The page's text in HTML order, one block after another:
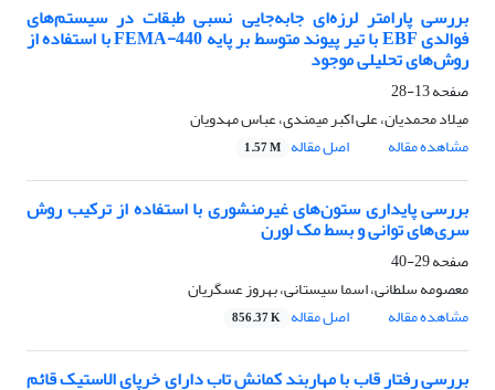
بررسی پارامتر لرزه‌ای جابه‌جایی نسبی طبقات در سیستم‌های
فوالدی EBF با تیر پیوند متوسط بر پایه 440-FEMA با استفاده از
روش‌های تحلیلی موجود
صفحه13-28
میلاد محمدیان، علی اکبر میمندی، عباس مهدویان
مشاهده مقاله
اصل مقاله 1.57 M
بررسی پایداری ستون‌های غیرمنشوری با استفاده از ترکیب روش
سری‌های توانی و بسط مک لورن
صفحه29-40
معصومه سلطانی، اسما سیستانی، بهروز عسگریان
مشاهده مقاله
اصل مقاله 856.37 K
بررسی رفتار قاب با مهاربند کمانش تاب دارای خرپای الاستیک قائم